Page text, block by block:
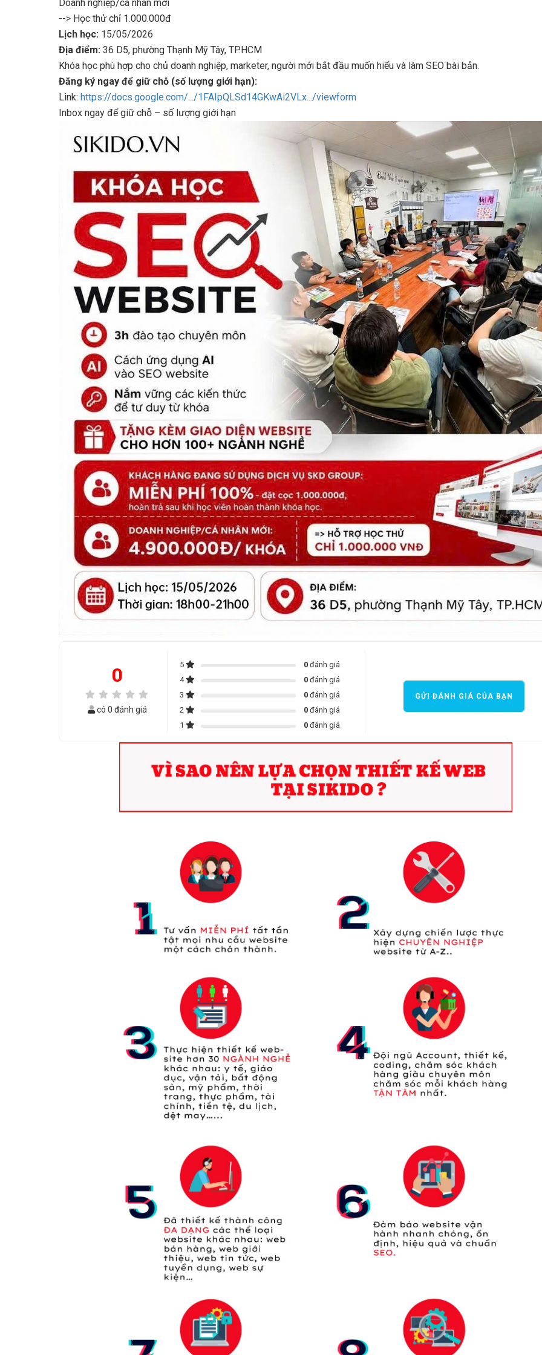
Doanh nghiệp/cá nhân mới
--> Học thử chỉ 1.000.000đ
Lịch học: 15/05/2026
Địa điểm: 36 D5, phường Thạnh Mỹ Tây, TP.HCM
Khóa học phù hợp cho chủ doanh nghiệp, marketer, người mới bắt đầu muốn hiểu và làm SEO bài bản.
Đăng ký ngay để giữ chỗ (số lượng giới hạn):
Link: https://docs.google.com/.../1FAIpQLSd14GKwAi2VLx.../viewform
Inbox ngay để giữ chỗ – số lượng giới hạn
0
có 0 đánh giá
5 0đánh giá
4
0đánh giá
3
0đánh giá
2
0đánh giá
1
0đánh giá
GỬI ĐÁNH GIÁ CỦA BẠN